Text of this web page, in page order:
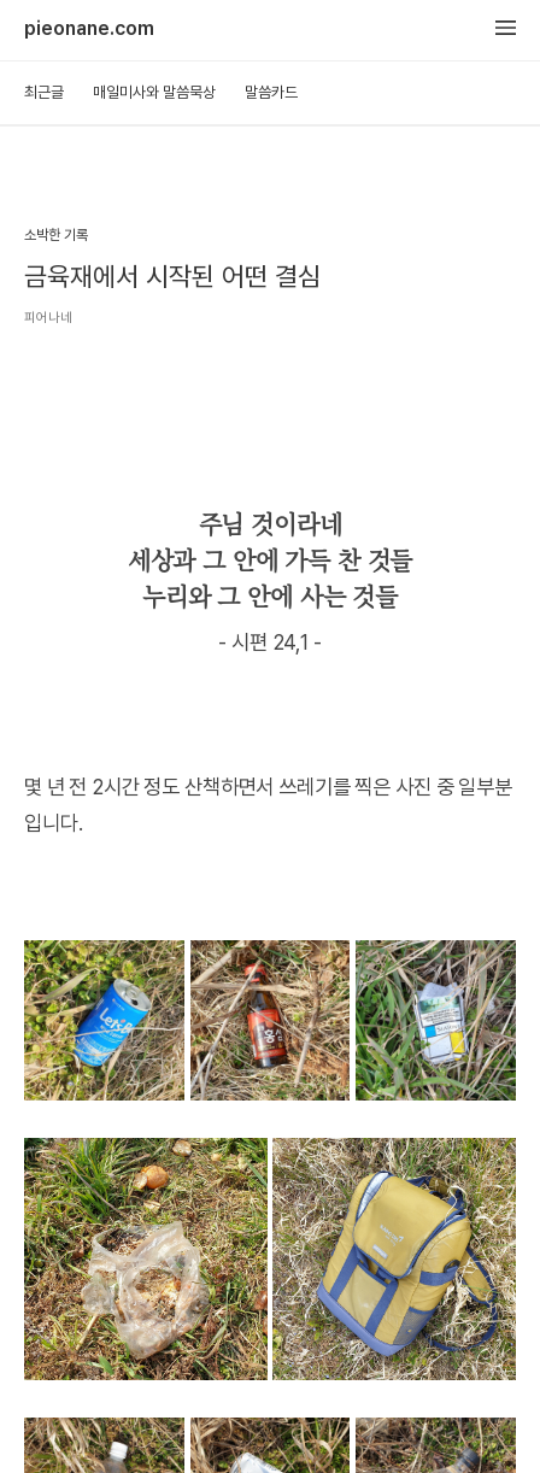
pieonane.com
최근글 매일미사와 말씀묵상 말씀카드
소박한 기록
금육재에서 시작된 어떤 결심
피어나네
주님 것이라네
세상과 그 안에 가득 찬 것들
누리와 그 안에 사는 것들
- 시편 24,1 -
몇 년 전 2시간 정도 산책하면서 쓰레기를 찍은 사진 중 일부분
입니다.